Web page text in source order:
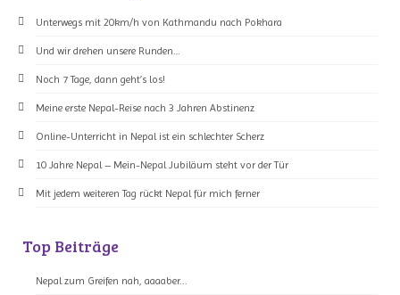
Unterwegs mit 20km/h von Kathmandu nach Pokhara
Und wir drehen unsere Runden…
Noch 7 Tage, dann geht’s los!
Meine erste Nepal-Reise nach 3 Jahren Abstinenz
Online-Unterricht in Nepal ist ein schlechter Scherz
10 Jahre Nepal – Mein-Nepal Jubiläum steht vor der Tür
Mit jedem weiteren Tag rückt Nepal für mich ferner
Top Beiträge
Nepal zum Greifen nah, aaaaber...